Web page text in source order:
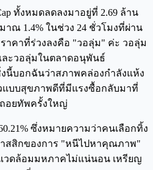
ทั้งหมดลดลงมาอยู่ที่ 2.69 ล้าน
ณ 1.4% ในช่วง 24 ชั่วโมงที่ผ่าน
าคาที่ร่วงลงคือ "วอลุ่ม" ค่ะ วอลุ่ม
ละวอลุ่มในตลาดอนุพันธ์
สิ่งนี้บอกฉันว่าสภาพคล่องกำลังแห้ง
แบบสุขภาพดีที่มีแรงซื้อกลับมาที่
ถอยทัพครั้งใหญ่
ซึ่งหมายความว่าคนเลือกทิ้ง
าสสิกของการ "หนีไปหาคุณภาพ"
แวดล้อมมหภาคไม่แน่นอน เหรียญ